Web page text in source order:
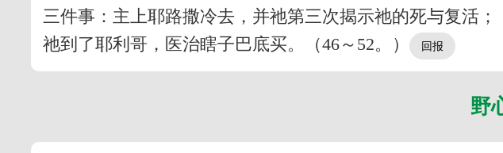
三件事：主上耶路撒冷去，并祂第三次揭示祂的死与复活
祂到了耶利哥，医治瞎子巴底买。（46～52。）
野